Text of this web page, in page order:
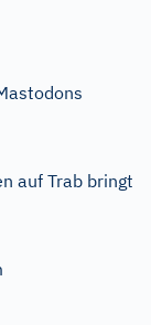
auf Trab bringt